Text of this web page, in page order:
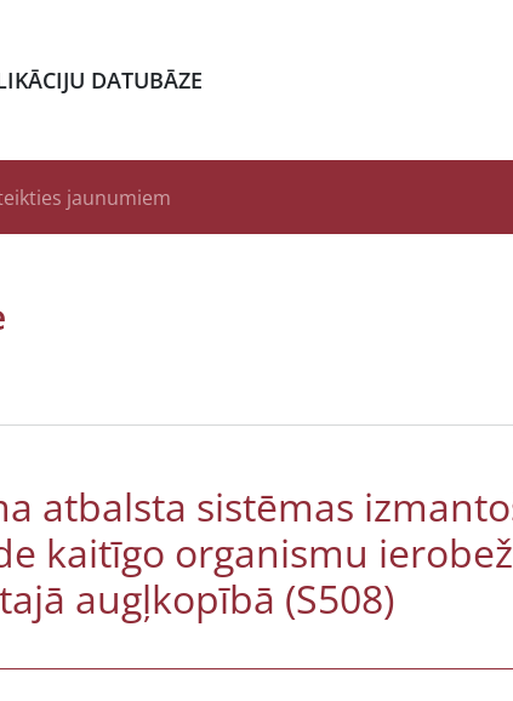
DATUBĀZE
jaunumiem
atbalsta sistēmas
kaitīgo organismu
augļkopībā (S508)